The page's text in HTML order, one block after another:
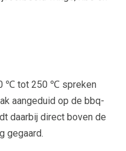
℃ tot 250 ℃ spreken
aangeduid op de bbq-
daarbij direct boven de
gegaard.